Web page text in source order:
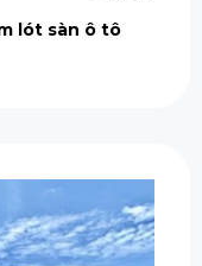
lót sàn ô tô